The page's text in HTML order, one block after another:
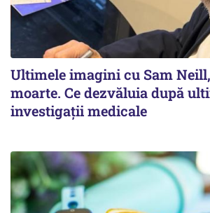
Ultimele imagini cu Sam
moarte. Ce dezvăluia după
investigații medicale